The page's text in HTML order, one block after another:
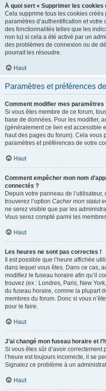
À quoi sert « Supprimer les cookies
Cela supprime tous les cookies
paramètres d’authentification et
des fonctionnalités telles que les
non lu) si cela a été activé par un
des problèmes de connexion ou de
pourrait les résoudre.
Haut
Paramètres et préférences
Comment modifier mes paramètres
Si vous êtes membre de ce forum,
base de données. Pour les modifier,
(généralement ce lien est accessible
haut des pages du forum). Cela vous
paramètres et préférences de votre
Haut
Comment empêcher mon nom
connectés ?
Depuis votre panneau de
trouverez l’option Cacher mon statut
ne serez visible que par les
Vous serez compté parmi les
Haut
Les heures ne sont pas correctes !
Il est possible que l’heure affichée
dans lequel vous êtes. Dans ce cas,
modifiez le fuseau horaire afin qu’il
trouvez (ex : Londres, Paris, New
du fuseau horaire, comme la plupart
membres du forum. Donc si vous
pour le faire.
Haut
J’ai changé mon fuseau horaire et
Si vous êtes sûr d’avoir
l’heure est toujours incorrecte, il se
Signalez ce problème à un
Haut